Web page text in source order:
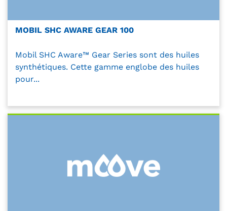
MOBIL SHC AWARE GEAR 100
Mobil SHC Aware™ Gear Series sont des huiles
synthétiques. Cette gamme englobe des huiles
pour...